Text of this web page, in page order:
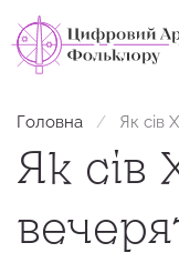
Головна Як сів
Як сів